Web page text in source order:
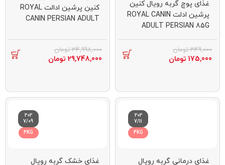
غذای پوچ گربه رویال کنین
پرشین ادلت ROYAL CANIN
ADULT PERSIAN 85G
349,000 تومان
175,000 تومان
کنین پرشین ادالت ROYAL
CANIN PERSIAN ADULT
34,998,000 تومان
29,748,000 تومان
202
7/11
4KG
غذای درمانی گربه رویال
202
7/09
4KG
غذای خشک گربه رویال